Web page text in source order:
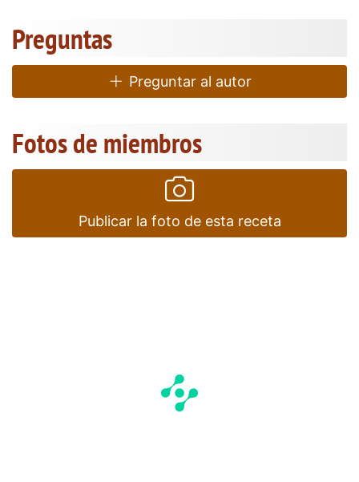
Preguntas
Preguntar al autor
Fotos de miembros
Publicar la foto de esta receta